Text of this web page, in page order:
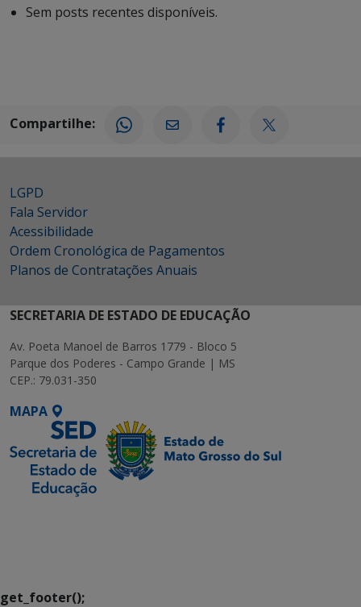
Sem posts recentes disponíveis.
Compartilhe:
LGPD
Fala Servidor
Acessibilidade
Ordem Cronológica de Pagamentos
Planos de Contratações Anuais
SECRETARIA DE ESTADO DE EDUCAÇÃO
Av. Poeta Manoel de Barros 1779 - Bloco 5
Parque dos Poderes - Campo Grande | MS
CEP.: 79.031-350
MAPA
get_footer();